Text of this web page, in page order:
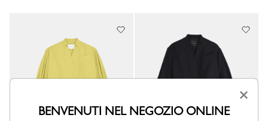
×
BENVENUTI NEL NEGOZIO ONLINE